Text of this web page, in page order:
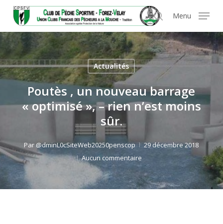
Panneau de gestion des cookies
main
content
search
Menu
Actualités
Poutès , un nouveau barrage
« optimisé », – rien n’est moins
sûr.
Par@dminL0cSiteWeb20250penscop
29 décembre 2018
Aucun commentaire